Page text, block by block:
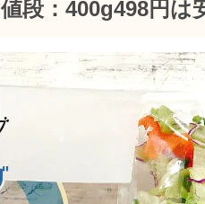
値段：400g498円は